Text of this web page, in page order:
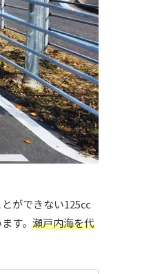
ができない125㏄
す。 瀬戸内海を代